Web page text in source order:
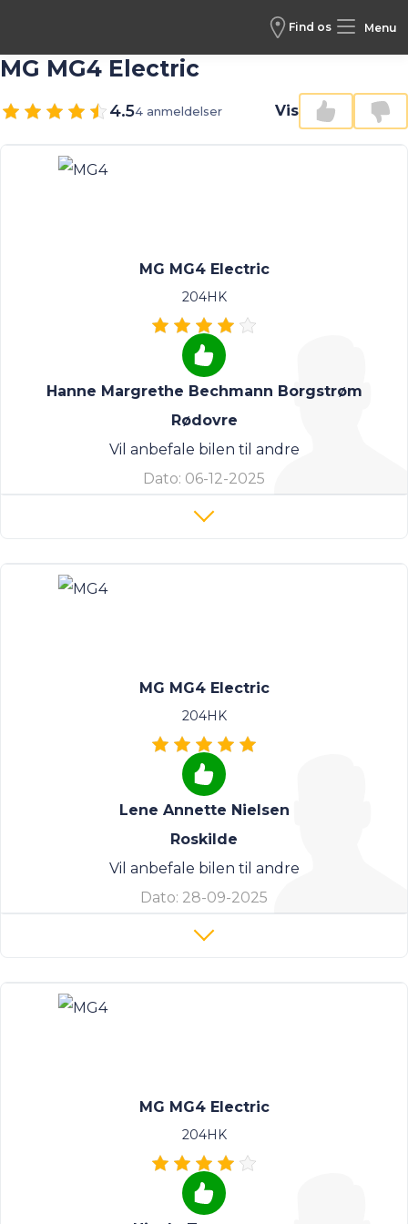
Find os Menu
MG MG4 Electric
4.54 anmeldelser Vis
MG MG4 Electric
204HK
Hanne Margrethe Bechmann Borgstrøm
Rødovre
Vil anbefale bilen til andre
Dato: 06-12-2025
MG MG4 Electric
204HK
Lene Annette Nielsen
Roskilde
Vil anbefale bilen til andre
Dato: 28-09-2025
MG MG4 Electric
204HK